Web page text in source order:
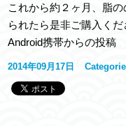
これから約２ヶ月、脂
られたら是非ご購入くだ
Android携帯からの投稿
2014年09月17日